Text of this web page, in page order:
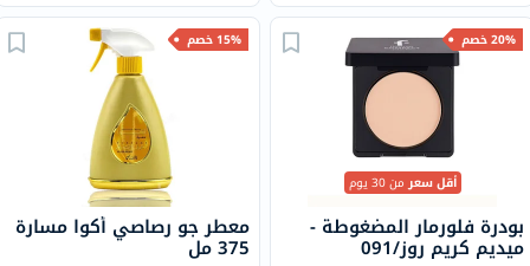
20% خصم
أقل سعرمن 30 يوم
بودرة فلورمار المضغوطة -
ميديم كريم روز/091
15% خصم
معطر جو رصاصي أكوا مسارة
375 مل